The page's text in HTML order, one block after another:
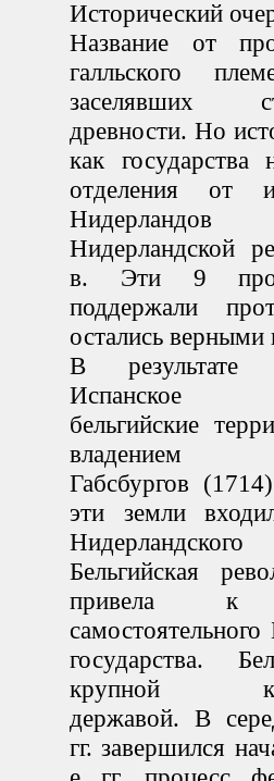
Исторический
Название от
галльского
заселявших
древности. Но
как государства
отделения от
Нидерландской
в. Эти 9
поддержали
остались верными
В
Испанское
бельгийские
владением
Габсбургов
эти земли
Нидерландского
Бельгийская
привела к
самостоятельного
государства.
крупной
державой. В
гг. завершился